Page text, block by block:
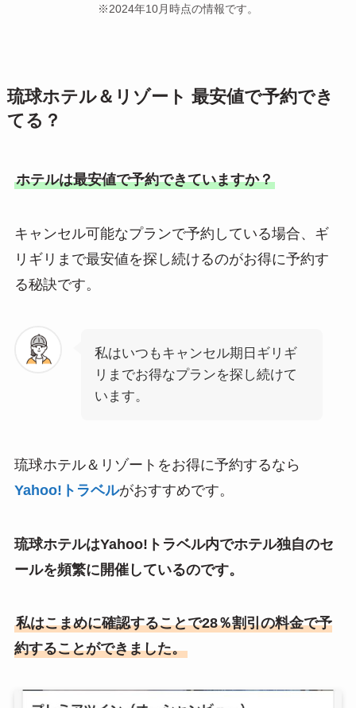
※2024年10月時点の情報です。
琉球ホテル＆リゾート 最安値で予約でき
てる？
ホテルは最安値で予約できていますか？
キャンセル可能なプランで予約している場合、ギ
リギリまで最安値を探し続けるのがお得に予約す
る秘訣です。
私はいつもキャンセル期日ギリギ
リまでお得なプランを探し続けて
います。
琉球ホテル＆リゾートをお得に予約するなら
Yahoo!トラベルがおすすめです。
琉球ホテルはYahoo!トラベル内でホテル独自のセ
ールを頻繁に開催しているのです。
私はこまめに確認することで28％割引の料金で予
約することができました。